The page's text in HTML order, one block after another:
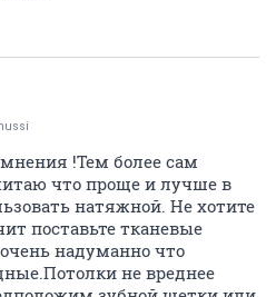
!Тем более сам
что проще и лучше в
натяжной. Не хотите
поставьте тканевые
надуманно что
не вреднее